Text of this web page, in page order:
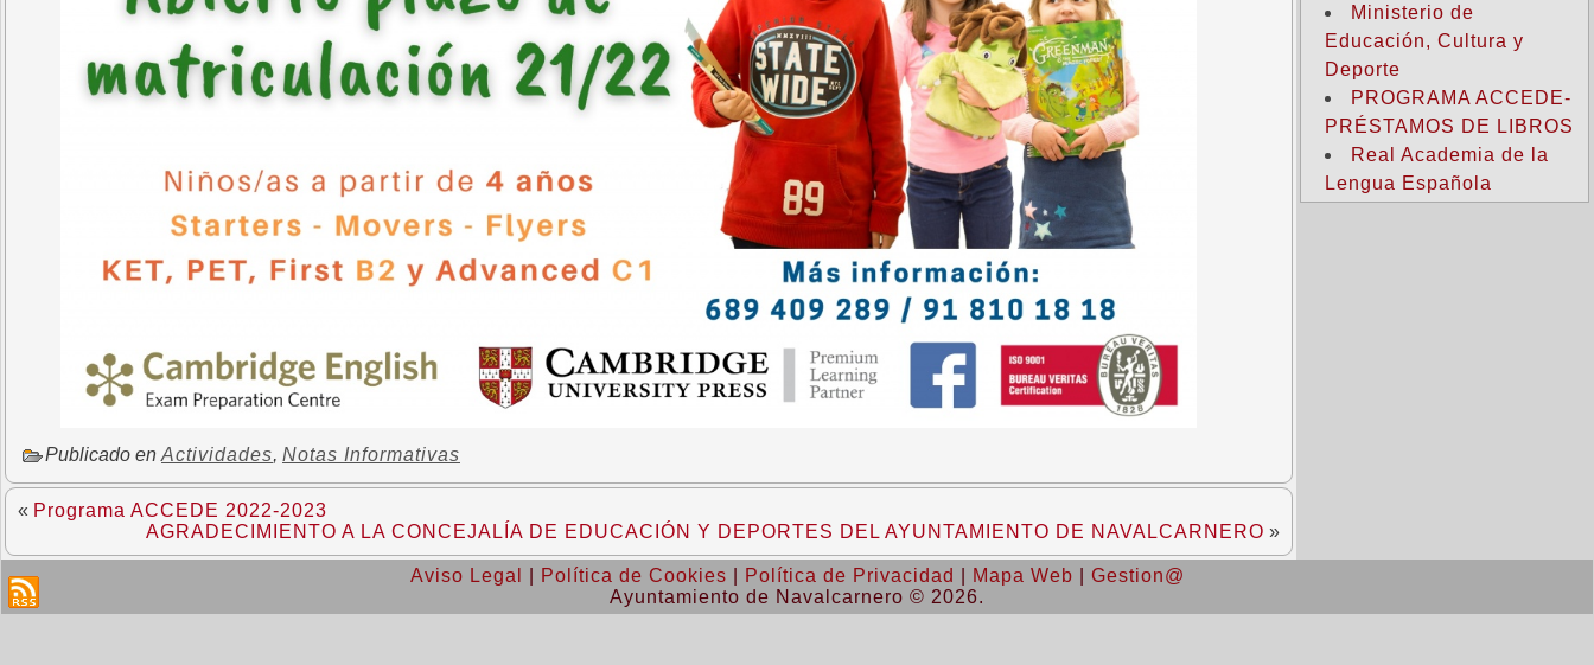
Publicado en Actividades, Notas Informativas
« Programa ACCEDE 2022-2023
AGRADECIMIENTO A LA CONCEJALÍA DE EDUCACIÓN Y DEPORTES DEL AYUNTAMIENTO DE NAVALCARNERO »
Ministerio de
Educación, Cultura y
Deporte
PROGRAMA ACCEDE-
PRÉSTAMOS DE LIBROS
Real Academia de la
Lengua Española
Aviso Legal Política de Cookies Política de Privacidad Mapa Web
Gestion@
Ayuntamiento de Navalcarnero © 2026.